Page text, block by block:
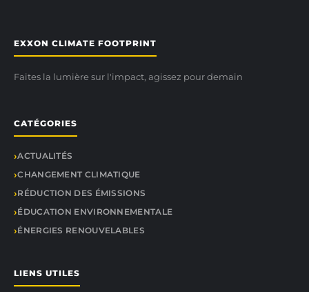
EXXON CLIMATE FOOTPRINT
Faites la lumière sur l'impact, agissez pour demain
CATÉGORIES
ACTUALITÉS
CHANGEMENT CLIMATIQUE
RÉDUCTION DES ÉMISSIONS
ÉDUCATION ENVIRONNEMENTALE
ÉNERGIES RENOUVELABLES
LIENS UTILES